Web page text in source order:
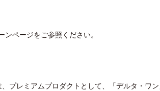
ページをご参照ください。
プレミアムプロダクトとして、「デルタ・ワ